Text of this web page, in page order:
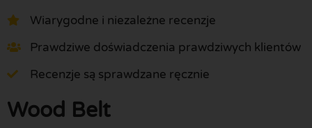
Wiarygodne i niezależne recenzje
Prawdziwe doświadczenia prawdziwych klientów
Recenzje są sprawdzane ręcznie
Wood Belt